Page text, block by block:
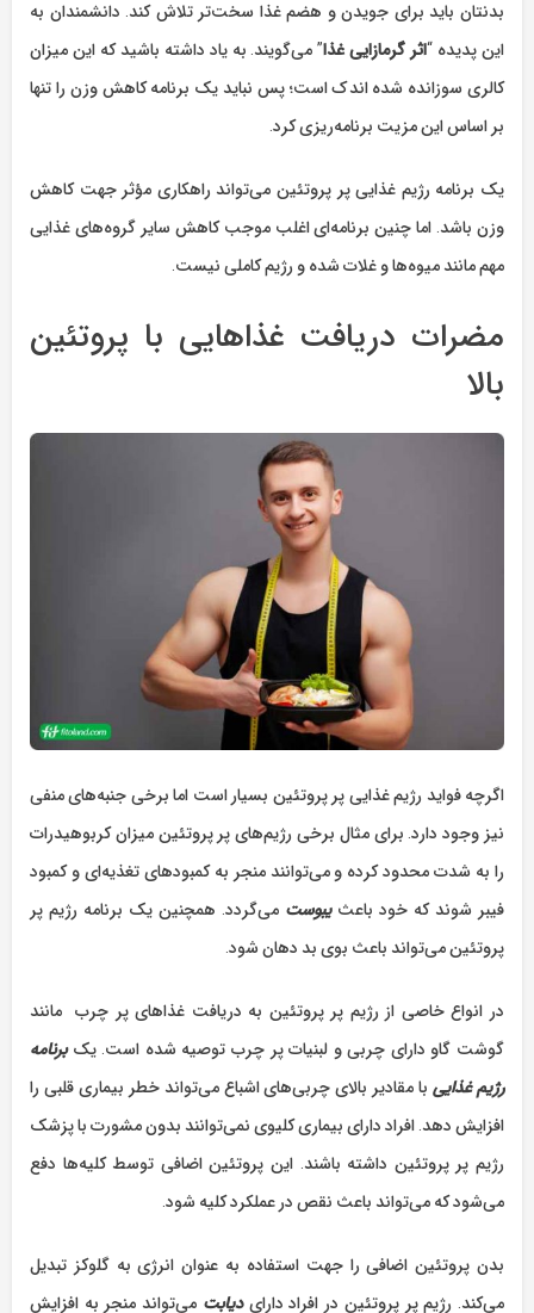
بدنتان باید برای جویدن و هضم غذا سخت‌تر تلاش کند. دانشمندان به
این پدیده “اثر گرمازایی غذا” می‌گویند. به یاد داشته باشید که این میزان
کالری سوزانده شده اندک است؛ پس نباید یک برنامه‌ کاهش وزن را تنها
بر اساس این مزیت برنامه‌ریزی کرد.
یک برنامه رژیم غذایی پر پروتئین می‌تواند راهکاری مؤثر جهت کاهش
وزن باشد. اما چنین برنامه‌ای اغلب موجب کاهش سایر گروه‌های غذایی
مهم مانند میوه‌ها و غلات شده و رژیم کاملی نیست.
مضرات دریافت غذاهایی با پروتئین
بالا
اگرچه فواید رژیم غذایی پر پروتئین بسیار است اما برخی جنبه‌های منفی
نیز وجود دارد. برای مثال برخی رژیم‌های پر پروتئین میزان کربوهیدرات
را به شدت محدود کرده و می‌توانند منجر به کمبودهای تغذیه‌ای و کمبود
فیبر شوند که خود باعثیبوست می‌گردد. همچنین یک برنامه رژیم پر
پروتئین می‌تواند باعث بوی بد دهان شود.
در انواع خاصی از رژیم پر پروتئین به دریافت غذاهای پر چرب مانند
گوشت گاو دارای چربی و لبنیات پر چرب توصیه شده است. یکبرنامه
رژیم غذاییبا مقادیر بالای چربی‌های اشباع می‌تواند خطر بیماری قلبی را
افزایش دهد. افراد دارای بیماری کلیوی نمی‌توانند بدون مشورت با پزشک
رژیم پر پروتئین داشته باشند. این پروتئین‌ اضافی توسط کلیه‌ها دفع
می‌شود که می‌تواند باعث نقص در عملکرد کلیه شود.
بدن پروتئین اضافی را جهت استفاده به عنوان انرژی به گلوکز تبدیل
می‌کند. رژیم پر پروتئین در افراد دارایدیابت می‌تواند منجر به افزایش